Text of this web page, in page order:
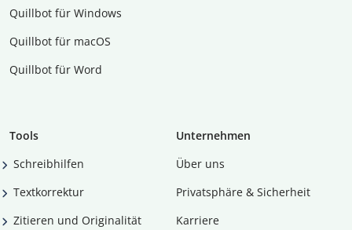
Quillbot für Windows
Quillbot für macOS
Quillbot für Word
Tools
Schreibhilfen
Textkorrektur
Zitieren und Originalität
Unternehmen
Über uns
Privatsphäre & Sicherheit
Karriere